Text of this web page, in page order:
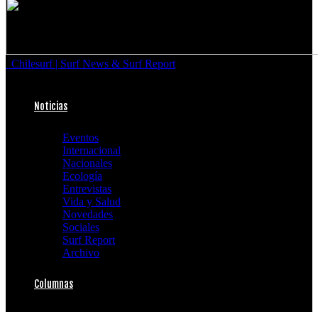
Chilesurf | Surf News & Surf Report
Noticias
Eventos
Internacional
Nacionales
Ecología
Entrevistas
Vida y Salud
Novedades
Sociales
Surf Report
Archivo
Columnas